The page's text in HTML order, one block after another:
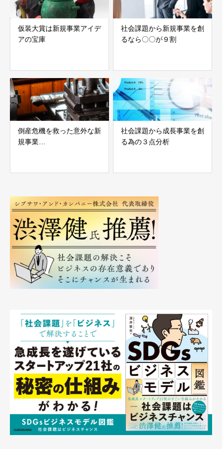
仮装大賞は新規事業アイデ
アの宝庫
社会課題から新規事業を創
るなら〇〇が９割
倒産危機を救った意外な新
規事業…
社会課題から成長事業を創
る為の３点分析